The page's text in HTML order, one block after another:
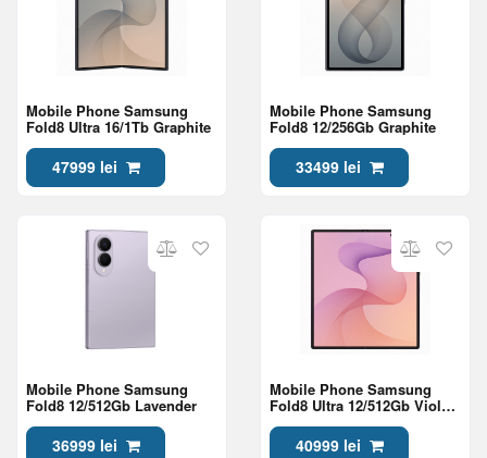
Mobile Phone Samsung
Fold8 Ultra 16/1Tb Graphite
47999 lei
Mobile Phone Samsung
Fold8 12/256Gb Graphite
33499 lei
Mobile Phone Samsung
Fold8 12/512Gb Lavender
36999 lei
Mobile Phone Samsung
Fold8 Ultra 12/512Gb Violet
Shadow
40999 lei